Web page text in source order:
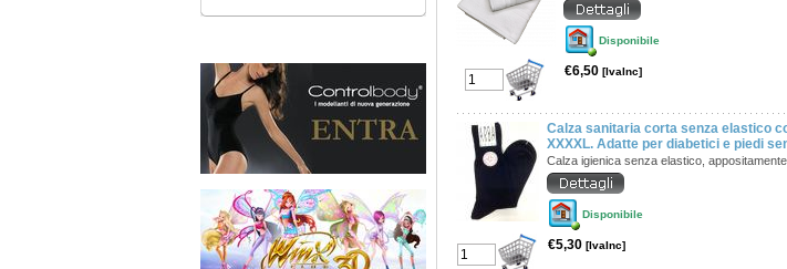
Disponibile
€6,50 [IvaInc]
Calza sanitaria corta senza elastico
XXXXL. Adatte per diabetici e piedi
Calza igienica senza elastico, appositamente
Disponibile
€5,30 [IvaInc]